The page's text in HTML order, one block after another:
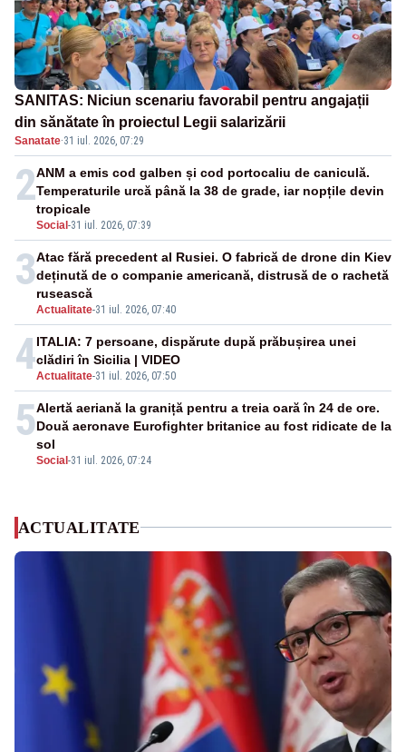
SANITAS: Niciun scenariu favorabil pentru angajații
din sănătate în proiectul Legii salarizării
Sanatate·31 iul. 2026, 07:29
2
Social-31 iul. 2026, 07:39
ANM a emis cod galben și cod portocaliu de caniculă.
Temperaturile urcă până la 38 de grade, iar nopțile devin
tropicale
3
Actualitate-31 iul. 2026, 07:40
Atac fără precedent al Rusiei. O fabrică de drone din Kiev
deținută de o companie americană, distrusă de o rachetă
rusească
4Actualitate-31 iul. 2026, 07:50
ITALIA: 7 persoane, dispărute după prăbușirea unei
clădiri în Sicilia | VIDEO
5
Social-31 iul. 2026, 07:24
Alertă aeriană la graniță pentru a treia oară în 24 de ore.
Două aeronave Eurofighter britanice au fost ridicate de la
sol
ACTUALITATE